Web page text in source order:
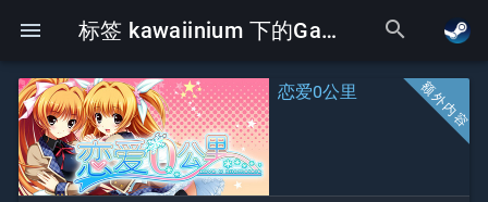
menu 标签 kawaiinium 下的Galgame search
恋爱0公里